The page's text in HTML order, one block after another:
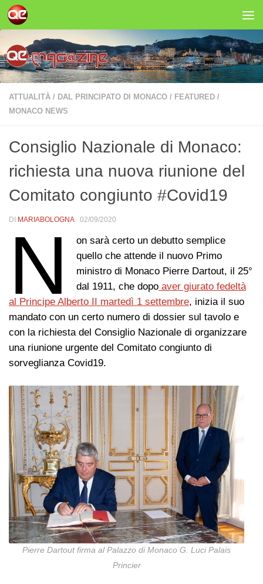
Salta al contenuto
ATTUALITÀ / DAL PRINCIPATO DI MONACO / FEATURED /
MONACO NEWS
Consiglio Nazionale di Monaco:
richiesta una nuova riunione del
Comitato congiunto #Covid19
DI MARIABOLOGNA · 02/09/2020
N
on sarà certo un debutto semplice
quello che attende il nuovo Primo
ministro di Monaco Pierre Dartout, il 25°
dal 1911, che dopo aver giurato fedeltà
al Principe Alberto II martedì 1 settembre, inizia il suo
mandato con un certo numero di dossier sul tavolo e
con la richiesta del Consiglio Nazionale di organizzare
una riunione urgente del Comitato congiunto di
sorveglianza Covid19.
Pierre Dartout firma al Palazzo di Monaco G. Luci Palais
Princier